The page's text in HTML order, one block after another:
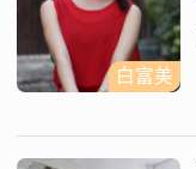
白富美